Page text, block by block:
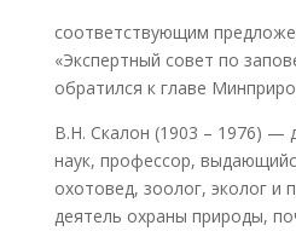
соответствующим
«Экспертный совет по
обратился к главе
В.Н. Скалон (1903 – 1976) —
наук, профессор,
охотовед, зоолог, эколог и
деятель охраны природы,